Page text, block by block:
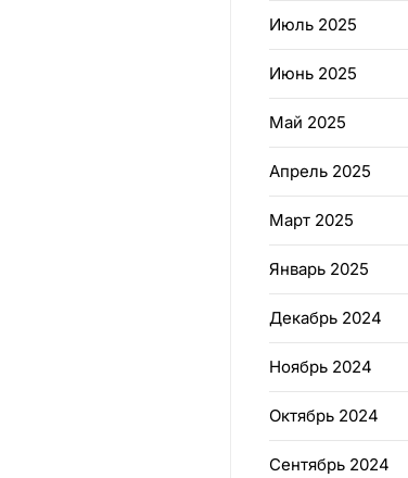
Июль 2025
Июнь 2025
Май 2025
Апрель 2025
Март 2025
Январь 2025
Декабрь 2024
Ноябрь 2024
Октябрь 2024
Сентябрь 2024